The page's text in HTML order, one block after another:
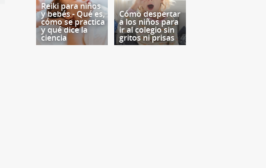
Reiki para niños
y bebés - Qué es,
cómo se practica
y qué dice la
ciencia
Cómo despertar
a los niños para
ir al colegio sin
gritos ni prisas